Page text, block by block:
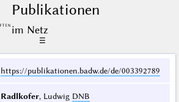
Publikationen
im Netz
☰
https://publikationen.badw.de/de/003392789
Radlkofer, Ludwig DNB